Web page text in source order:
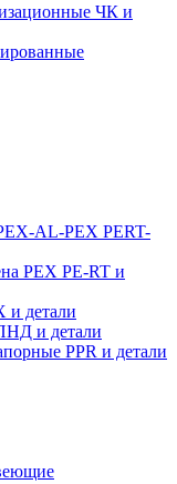
ЧК и
AL-PEX PERT-
PEX PE-RT и
детали
и детали
PPR и детали